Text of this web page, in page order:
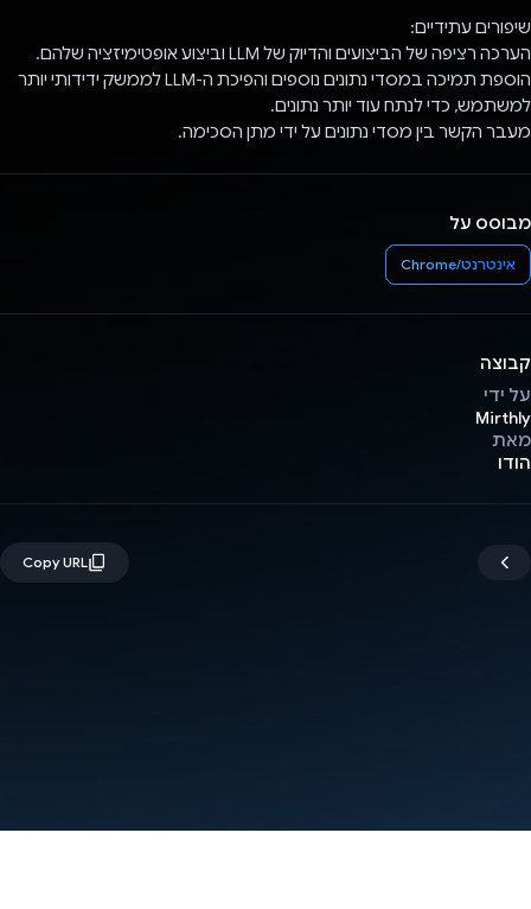
שיפורים עתידיים:
הערכה רציפה של הביצועים והדיוק של LLM וביצוע אופטימיזציה שלהם.
הוספת תמיכה במסדי נתונים נוספים והפיכת ה-LLM לממשק ידידותי יותר
למשתמש, כדי לנתח עוד יותר נתונים.
מעבר הקשר בין מסדי נתונים על ידי מתן הסכימה.
מבוסס על
אינטרנט/Chrome
קבוצה
על ידי
Mirthly
מאת
הודו